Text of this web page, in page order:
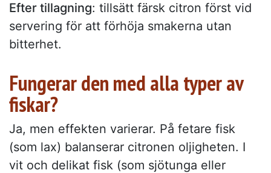
Efter tillagning: tillsätt färsk citron först vid
servering för att förhöja smakerna utan
bitterhet.
Fungerar den med alla typer av
fiskar?
Ja, men effekten varierar. På fetare fisk
(som lax) balanserar citronen oljigheten. I
vit och delikat fisk (som sjötunga eller